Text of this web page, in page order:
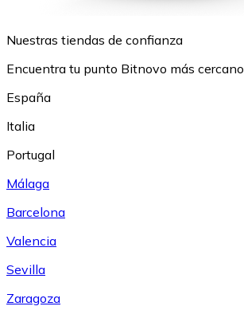
Nuestras tiendas de confianza
Encuentra tu punto Bitnovo más cercano
España
Italia
Portugal
Málaga
Barcelona
Valencia
Sevilla
Zaragoza